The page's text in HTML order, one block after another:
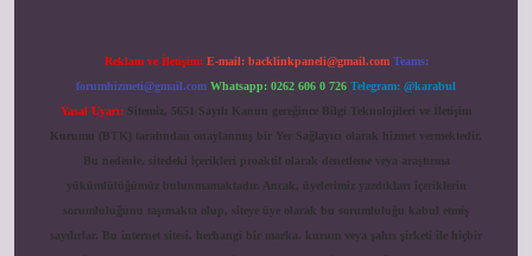
Reklam ve İletişim: E-mail: backlinkpaneli@gmail.com Teams:
forumhizmeti@gmail.com Whatsapp: 0262 606 0 726 Telegram: @karabul
Yasal Uyarı: Sitemiz, 5651 Sayılı Kanun gereğince Bilgi Teknolojileri ve İletişim
Kurumu (BTK) tarafından onaylanmış bir Yer Sağlayıcı olarak hizmet vermektedir.
Bu nedenle, sitedeki içerikleri proaktif olarak denetleme veya araştırma
yükümlülüğümüz bulunmamaktadır. Ancak, üyelerimiz yazdıkları içeriklerin
sorumluluğunu taşımakta olup, siteye üye olarak bu sorumluluğu kabul etmiş
sayılırlar. Bu internet sitesi, herhangi bir marka, kurum veya şahıs şirketi ile hiçbir